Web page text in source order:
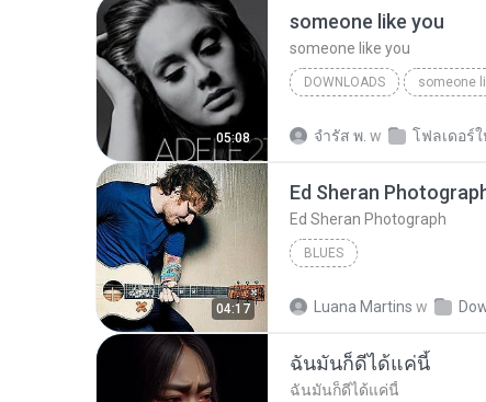
05:08
someone like you
someone like you
DOWNLOADS someone
จํารัส พ. w โฟลเดอร์
04:17
Ed Sheran
Ed Sheran Photograph
BLUES
Luana Martins w
ฉันมันก็ดีได้แค่นี้
ฉันมันก็ดีได้แค่นี้